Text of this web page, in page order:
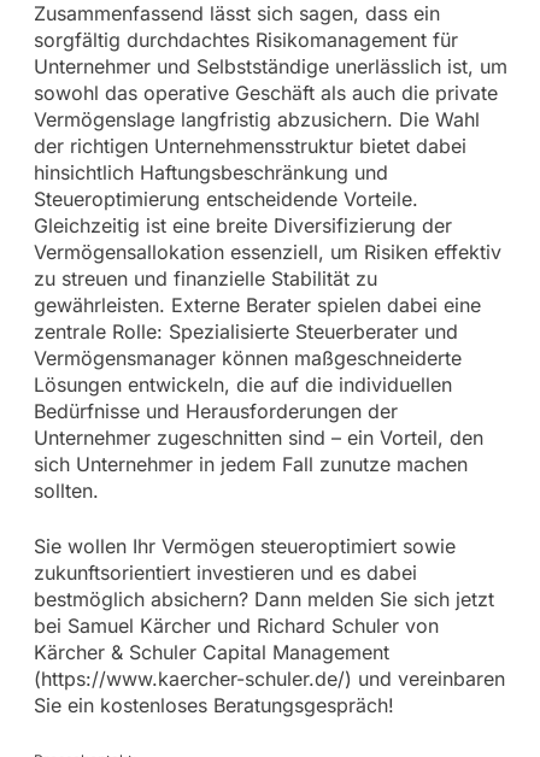
Zusammenfassend lässt sich sagen, dass ein
sorgfältig durchdachtes Risikomanagement für
Unternehmer und Selbstständige unerlässlich ist, um
sowohl das operative Geschäft als auch die private
Vermögenslage langfristig abzusichern. Die Wahl
der richtigen Unternehmensstruktur bietet dabei
hinsichtlich Haftungsbeschränkung und
Steueroptimierung entscheidende Vorteile.
Gleichzeitig ist eine breite Diversifizierung der
Vermögensallokation essenziell, um Risiken effektiv
zu streuen und finanzielle Stabilität zu
gewährleisten. Externe Berater spielen dabei eine
zentrale Rolle: Spezialisierte Steuerberater und
Vermögensmanager können maßgeschneiderte
Lösungen entwickeln, die auf die individuellen
Bedürfnisse und Herausforderungen der
Unternehmer zugeschnitten sind – ein Vorteil, den
sich Unternehmer in jedem Fall zunutze machen
sollten.
Sie wollen Ihr Vermögen steueroptimiert sowie
zukunftsorientiert investieren und es dabei
bestmöglich absichern? Dann melden Sie sich jetzt
bei Samuel Kärcher und Richard Schuler von
Kärcher & Schuler Capital Management
(https://www.kaercher-schuler.de/) und vereinbaren
Sie ein kostenloses Beratungsgespräch!